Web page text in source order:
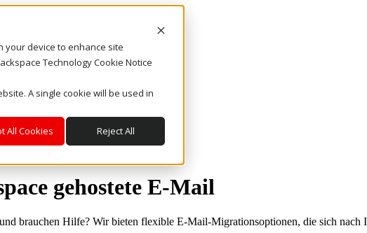
your device to enhance site
Technology Cookie Notice
A single cookie will be used in
All Cookies Reject All
gehostete E-Mail
brauchen Hilfe? Wir bieten flexible E-Mail-Migrationsoptionen, die sich nach